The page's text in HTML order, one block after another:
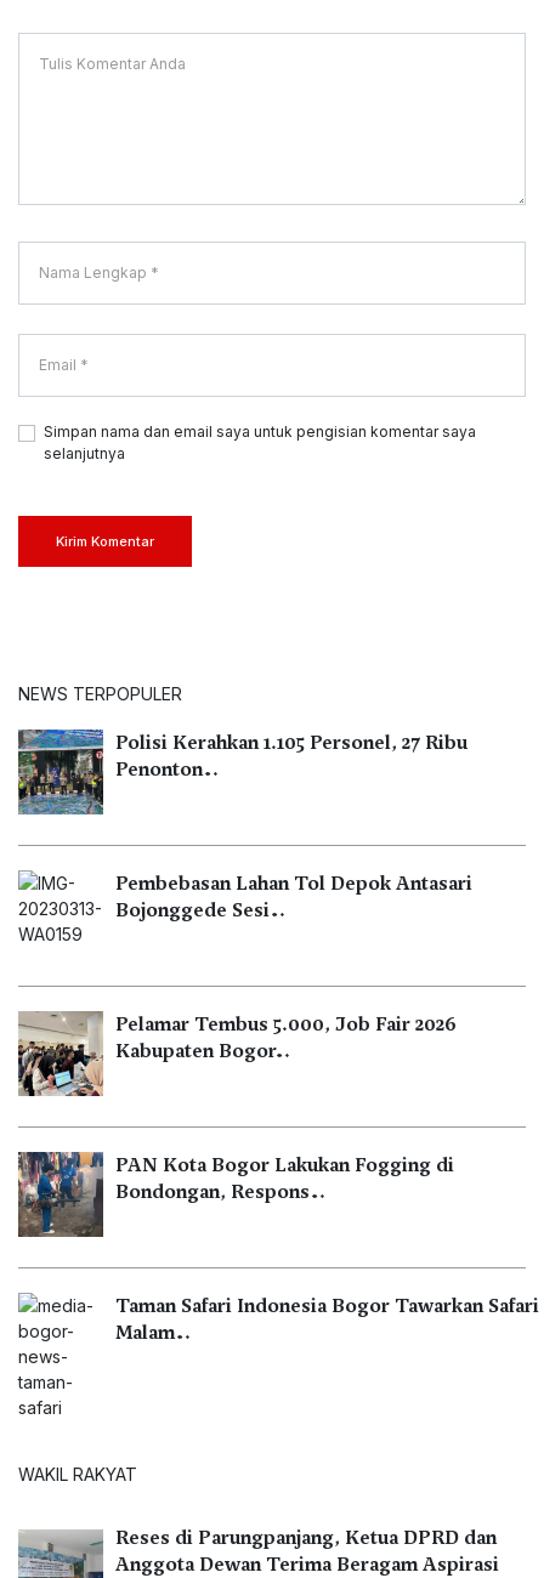
Simpan nama dan email saya untuk pengisian komentar saya
selanjutnya
Kirim Komentar
NEWS TERPOPULER
Polisi Kerahkan 1.105 Personel, 27 Ribu
Penonton…
Pembebasan Lahan Tol Depok Antasari
Bojonggede Sesi…
Pelamar Tembus 5.000, Job Fair 2026
Kabupaten Bogor…
PAN Kota Bogor Lakukan Fogging di
Bondongan, Respons…
Taman Safari Indonesia Bogor Tawarkan Safari
Malam…
WAKIL RAKYAT
Reses di Parungpanjang, Ketua DPRD dan
Anggota Dewan Terima Beragam Aspirasi